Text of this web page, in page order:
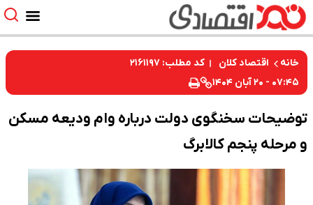
خانه اقتصاد کلان
کد مطلب: ۲۱۶۱۱۹۷
۰۷:۴۵ - ۲۰ آبان ۱۴۰۴
توضیحات سخنگوی دولت درباره وام ودیعه مسکن
و مرحله پنجم کالابرگ